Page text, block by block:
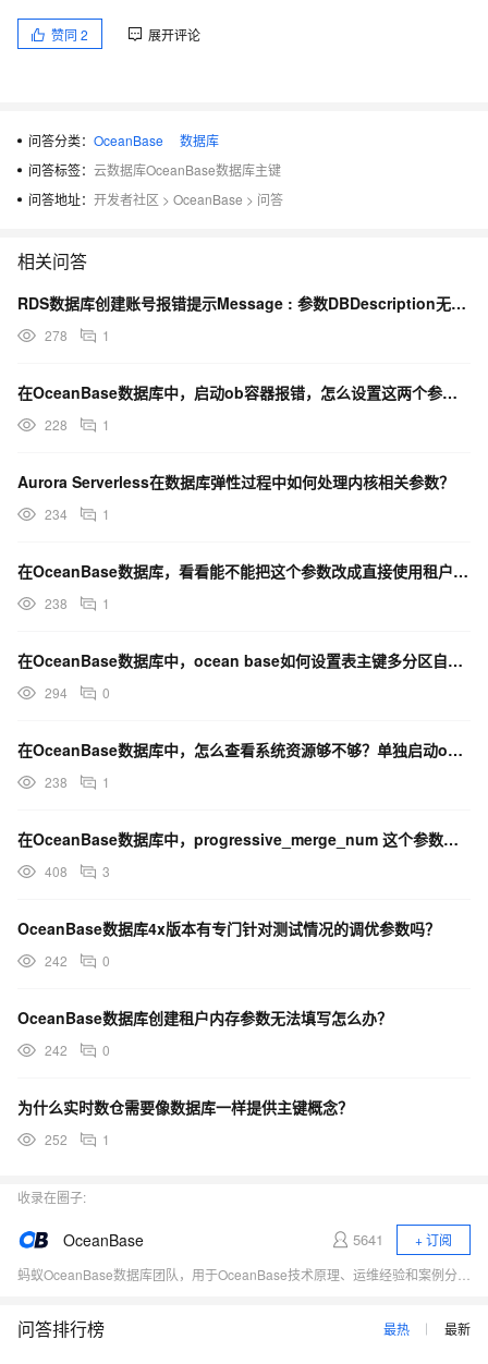
赞同 2 展开评论
问答分类： OceanBase
数据库
问答标签： 云数据库OceanBase数据库主键
问答地址： 开发者社区 > OceanBase > 问答
相关问答
RDS数据库创建账号报错提示Message : 参数DBDescription无效怎么处理
278 1
在OceanBase数据库中，启动ob容器报错，怎么设置这两个参数？通过-e？
228 1
Aurora Serverless在数据库弹性过程中如何处理内核相关参数？
234 1
在OceanBase数据库，看看能不能把这个参数改成直接使用租户设置的值？
238 1
在OceanBase数据库中，ocean base如何设置表主键多分区自增？
294 0
在OceanBase数据库中，怎么查看系统资源够不够？单独启动observer-ce，提示没这个参数
238 1
在OceanBase数据库中，progressive_merge_num 这个参数是多少呢？
408 3
OceanBase数据库4x版本有专门针对测试情况的调优参数吗？
242 0
OceanBase数据库创建租户内存参数无法填写怎么办？
242 0
为什么实时数仓需要像数据库一样提供主键概念？
252 1
收录在圈子:
OceanBase 5641
+ 订阅
问答排行榜 最热 最新